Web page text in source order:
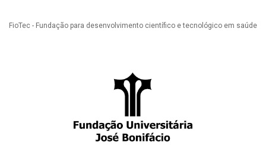
FioTec - Fundação para desenvolvimento científico e tecnológico em saúde